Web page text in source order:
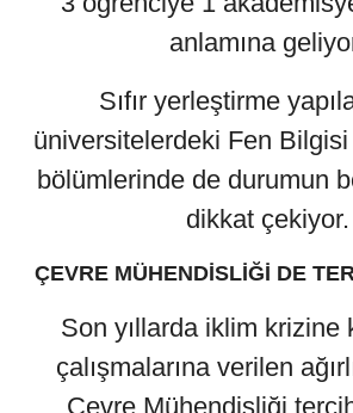
anlamına
Sıfır yerleştirme
üniversitelerdeki Fen
bölümlerinde de durumun
dikkat çekiyor.
ÇEVRE MÜHENDİSLİĞİ DE
Son yıllarda iklim krizine
çalışmalarına verilen
Çevre Mühendisliği